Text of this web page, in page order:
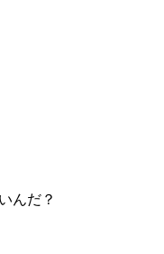
んだ？